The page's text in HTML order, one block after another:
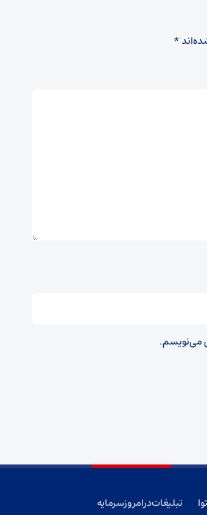
*
می‌نویسم.
تبلیغات در امروز سرمایه